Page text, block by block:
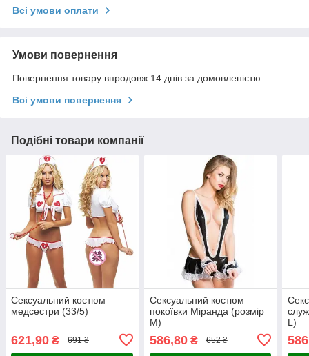
Всі умови оплати
Умови повернення
Повернення товару впродовж 14 днів за домовленістю
Всі умови повернення
Подібні товари компанії
Сексуальний костюм
медсестри (33/5)
621,90 ₴ 691 ₴
Сексуальний костюм
покоївки Міранда (розмір
М)
586,80₴ 652 ₴
L)